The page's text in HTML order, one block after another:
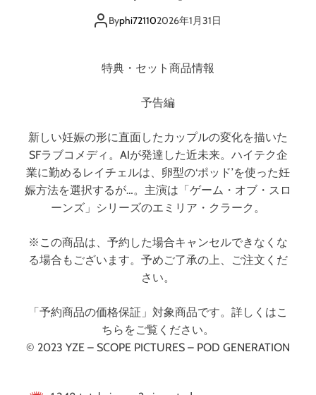
ロ
Byphi721102026年1月31日
特典・セット商品情報
予告編
新しい妊娠の形に直面したカップルの変化を描いた
SFラブコメディ。AIが発達した近未来。ハイテク企
業に勤めるレイチェルは、卵型の‘ポッド’を使った妊
娠方法を選択するが…。主演は「ゲーム・オブ・スロ
ーンズ」シリーズのエミリア・クラーク。
※この商品は、予約した場合キャンセルできなくな
る場合もございます。予めご了承の上、ご注文くだ
さい。
「予約商品の価格保証」対象商品です。詳しくはこ
ちらをご覧ください。
© 2023 YZE – SCOPE PICTURES – POD GENERATION